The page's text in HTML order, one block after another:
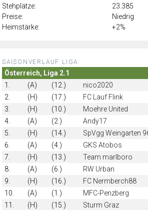
Stehplätze:
23.385
Preise:
Niedrig
Heimstärke:
+2%
SAISONVERLAUF LIGA:
Österreich, Liga 2.1
1.
(A) (12.) nico2020
2.
(H) (17.) FC Lauf Flink
3.
(H) (10.) Moehre United
4.
(A) (2.) Andy17
5.
(H) (14.) SpVgg Weingarten
6.
(A) (4.) GKS Atobos
7.
(H) (13.) Team marlboro
8.
(A) (6.) RW Urban
9.
(H) (16.) FC Nermberch88
10.
(A) (1.) MFC-Penzberg
11.
(H) (15.) Sturm Graz